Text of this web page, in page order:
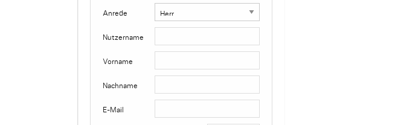
Anrede
Nutzername
Vorname
Nachname
E-Mail